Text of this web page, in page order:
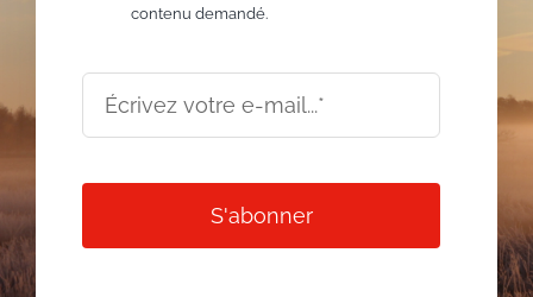
contenu demandé.
S'abonner